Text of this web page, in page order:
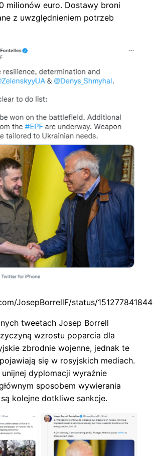
milionów euro. Dostawy broni
z uwzględnieniem potrzeb
JosepBorrellF/status/
tweetach Josep Borrell
wzrostu poparcia dla
zbrodnie wojenne, jednak te
się w rosyjskich mediach.
dyplomacji wyraźnie
sposobem wywierania
kolejne dotkliwe sankcje.